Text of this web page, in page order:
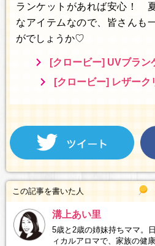
ランケットがあれば安心！
なアイテムなので、皆さんも
がでしょうか♡
[クロービー] UVブラン
[クロービー] レザーク
この記事を書いた人
溝上あい里
5歳と2歳の姉妹持ちママ。
ィカルアロマで、家族の健